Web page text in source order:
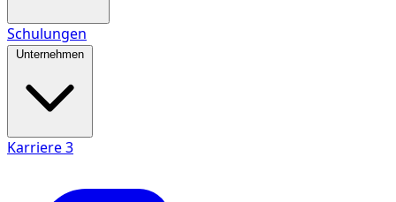
Schulungen
Unternehmen
Karriere3